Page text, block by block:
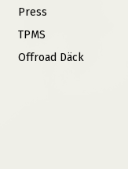
Press
TPMS
Offroad Däck